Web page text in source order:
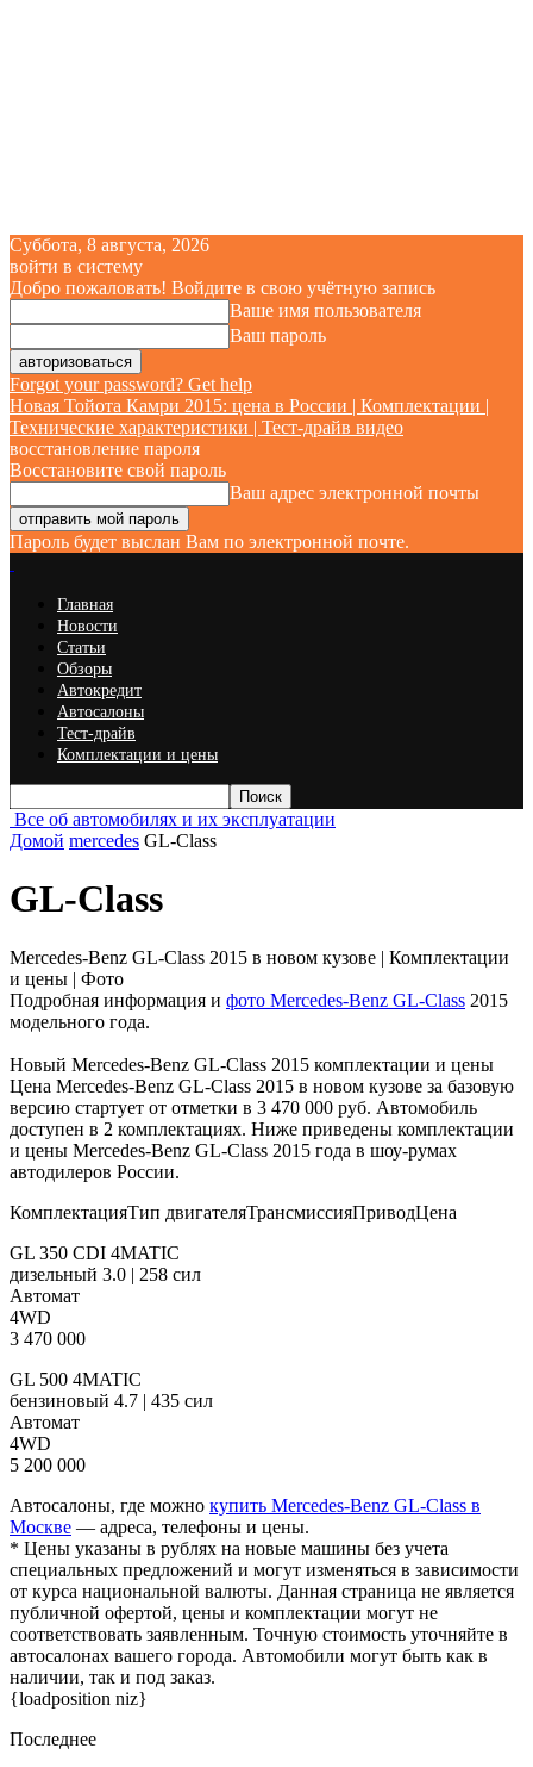
Суббота, 8 августа, 2026
войти в систему
Добро пожаловать! Войдите в свою учётную запись
Ваше имя пользователя
Ваш пароль
Forgot your password? Get help
Новая Тойота Камри 2015: цена в России | Комплектации |
Технические характеристики | Тест-драйв видео
восстановление пароля
Восстановите свой пароль
Ваш адрес электронной почты
Пароль будет выслан Вам по электронной почте.
Главная
Новости
Статьи
Обзоры
Автокредит
Автосалоны
Тест-драйв
Комплектации и цены
Все об автомобилях и их эксплуатации
Домой mercedes GL-Class
GL-Class
Mercedes-Benz GL-Class 2015 в новом кузове | Комплектации
и цены | Фото
Подробная информация и фото Mercedes-Benz GL-Class 2015
модельного года.
Новый Mercedes-Benz GL-Class 2015 комплектации и цены
Цена Mercedes-Benz GL-Class 2015 в новом кузове за базовую
версию стартует от отметки в 3 470 000 руб. Автомобиль
доступен в 2 комплектациях. Ниже приведены комплектации
и цены Mercedes-Benz GL-Class 2015 года в шоу-румах
автодилеров России.
КомплектацияТип двигателяТрансмиссияПриводЦена
GL 350 CDI 4MATIC
дизельный 3.0 | 258 сил
Автомат
4WD
3 470 000
GL 500 4MATIC
бензиновый 4.7 | 435 сил
Автомат
4WD
5 200 000
Автосалоны, где можно купить Mercedes-Benz GL-Class в
Москве — адреса, телефоны и цены.
* Цены указаны в рублях на новые машины без учета
специальных предложений и могут изменяться в зависимости
от курса национальной валюты. Данная страница не является
публичной офертой, цены и комплектации могут не
соответствовать заявленным. Точную стоимость уточняйте в
автосалонах вашего города. Автомобили могут быть как в
наличии, так и под заказ.
{loadposition niz}
Последнее